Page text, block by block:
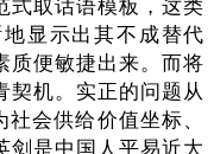
显示出其不成替代
质便敏捷出来。而将
契机。实正的问题从
会供给价值坐标、
剑是中国人平易近大